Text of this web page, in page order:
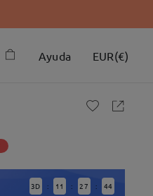
Ayuda EUR(€)
3D : 11 : 27 : 42